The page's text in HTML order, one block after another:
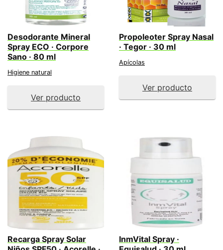
Desodorante Mineral
Spray ECO · Corpore
Sano · 80 ml
Higiene natural
Ver producto
Propoleoter Spray Nasal
· Tegor · 30 ml
Apícolas
Ver producto
Recarga Spray Solar
InmVital Spray ·